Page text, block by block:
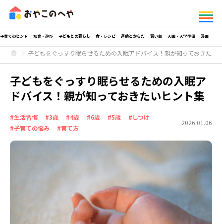
子育てのヒント 知育・遊び 子どもとの暮らし 食・レシピ 運動とからだ 習い事 入園・入学準備 漫画
子どもをぐっすり眠らせるための入眠アドバイス！親が知っておきたい
子どもをぐっすり眠らせるための入眠ア
ドバイス！親が知っておきたいヒント集
#生活習慣 #3歳 #4歳 #6歳 #5歳
#しつけ
#子育ての悩み
#育て方
2026.01.06